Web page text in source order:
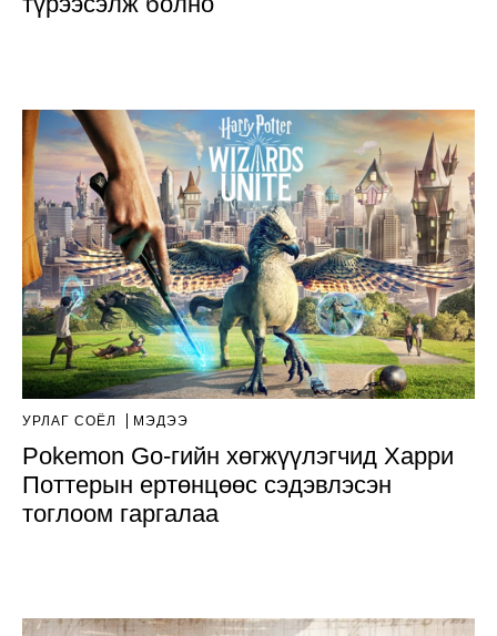
УРЛАГ СОЁЛ МЭДЭЭ
Pokemon Go-гийн хөгжүүлэгчид Харри
Поттерын ертөнцөөс сэдэвлэсэн
тоглоом гаргалаа